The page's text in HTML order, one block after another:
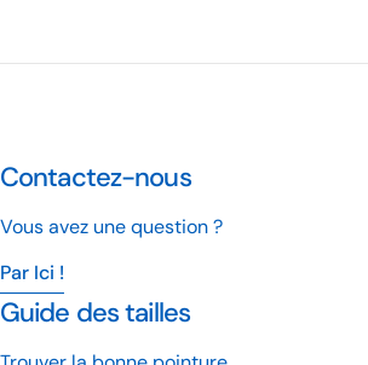
Contactez-nous
Vous avez une question ?
Par Ici !
Guide des tailles